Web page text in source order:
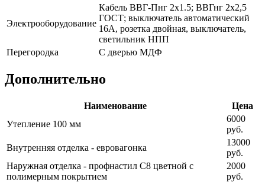
Электрооборудование
Кабель ВВГ-Пнг 2х1.5; ВВГнг 2х2,5
ГОСТ; выключатель автоматический
16А, розетка двойная, выключатель,
светильник НПП
Перегородка
С дверью МДФ
Дополнительно
Наименование
Цена
Утепление 100 мм
6000
руб.
Внутренняя отделка - евровагонка
13000
руб.
Наружная отделка - профнастил С8 цветной с
полимерным покрытием
2000
руб.